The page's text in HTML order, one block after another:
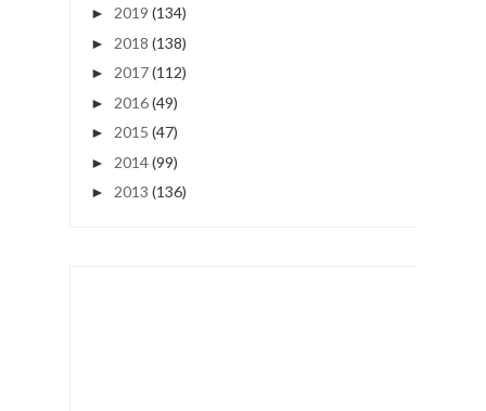
► 2019 (134)
► 2018 (138)
► 2017(112)
► 2016(49)
► 2015 (47)
► 2014(99)
► 2013 (136)